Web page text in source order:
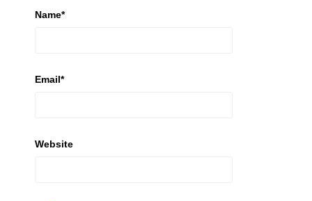
Name*
Email*
Website